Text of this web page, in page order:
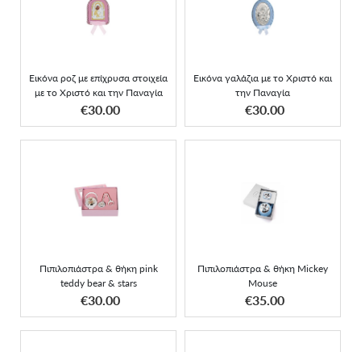
Εικόνα ροζ με επίχρυσα στοιχεία
με το Χριστό και την Παναγία
€30.00
στοιχεία με το Χριστό και
την Παναγία
ΑΠΟΚΤΗΣΕ ΤΟ
Εικόνα γαλάζια με το Χριστό και
την Παναγία
€30.00
Εικόνα γαλάζια με το
Χριστό και την Παναγία
ΑΠΟΚΤΗΣΕ ΤΟ
Πιπιλοπιάστρα & θήκη pink
teddy bear & stars
€30.00
Πιπιλοπιάστρα & θήκη
pink teddy bear & stars
ΑΠΟΚΤΗΣΕ ΤΟ
Πιπιλοπιάστρα & θήκη Mickey
Mouse
€35.00
Πιπιλοπιάστρα & θήκη
Mickey Mouse
ΑΠΟΚΤΗΣΕ ΤΟ